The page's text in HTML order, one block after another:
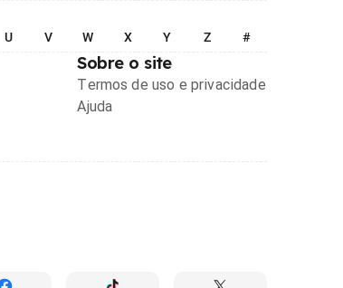
U V W X Y Z #
Sobre o site
Termos de uso e privacidade
Ajuda